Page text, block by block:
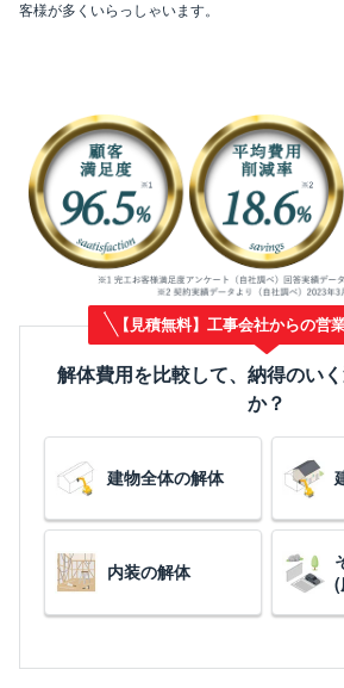
客様が多くいらっしゃいます。
【見積無料】工事会社からの営
解体費用を比較して、納得のい
か？
建物全体の解体
内装の解体
(